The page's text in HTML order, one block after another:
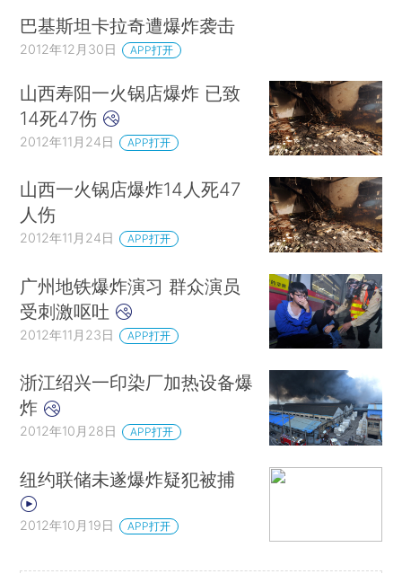
巴基斯坦卡拉奇遭爆炸袭击
2012年12月30日 APP打开
山西寿阳一火锅店爆炸 已致
14死47伤
2012年11月24日 APP打开
山西一火锅店爆炸14人死47
人伤
2012年11月24日 APP打开
广州地铁爆炸演习 群众演员
受刺激呕吐
2012年11月23日 APP打开
浙江绍兴一印染厂加热设备爆
炸
2012年10月28日 APP打开
纽约联储未遂爆炸疑犯被捕
2012年10月19日 APP打开